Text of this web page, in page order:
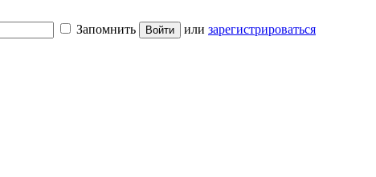
Запомнить
Войти или зарегистрироваться